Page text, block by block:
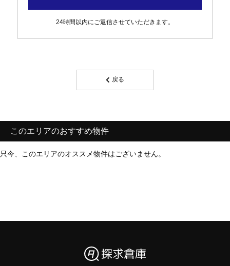
24時間以内にご返信させていただきます。
戻る
このエリアのおすすめ物件
只今、このエリアのオススメ物件はございません。